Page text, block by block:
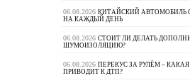
06.08.2026 КИТАЙСКИЙ АВТОМОБИЛЬ
НА КАЖДЫЙ ДЕНЬ
06.08.2026 СТОИТ ЛИ ДЕЛАТЬ
ШУМОИЗОЛЯЦИЮ?
06.08.2026 ПЕРЕКУС ЗА РУЛЁМ –
ПРИВОДИТ К ДТП?